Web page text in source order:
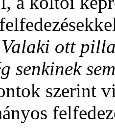
Valaki ott
senkinek
szerint